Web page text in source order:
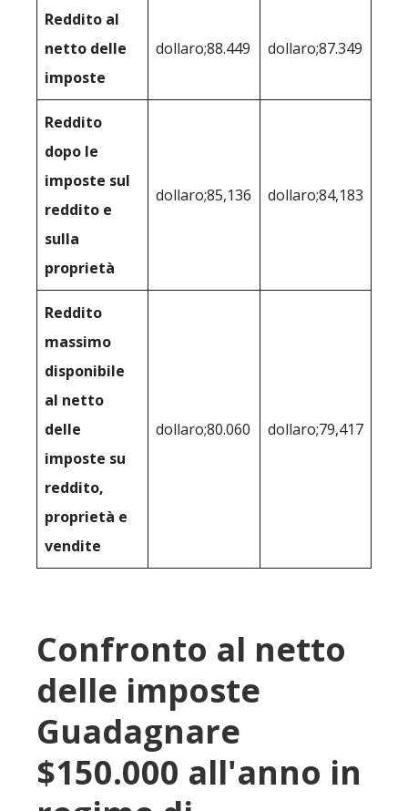
Reddito al
netto delle
imposte
dollaro;88.449 dollaro;87.349
Reddito
dopo le
imposte sul
reddito e
sulla
proprietà
dollaro;85,136 dollaro;84,183
Reddito
massimo
disponibile
al netto
delle
imposte su
reddito,
proprietà e
vendite
dollaro;80.060 dollaro;79,417
Confronto al netto
delle imposte
Guadagnare
$150.000 all'anno in